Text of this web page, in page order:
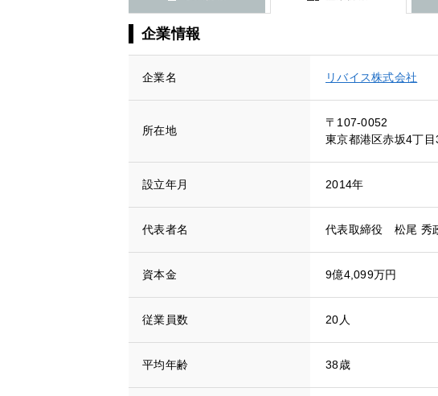
企業情報
企業名 リバイス株式会社
所在地
〒107-0052
東京都港区赤坂4丁
設立年月 2014年
代表者名 代表取締役 松尾 秀
資本金 9億4,099万円
従業員数 20人
平均年齢 38歳